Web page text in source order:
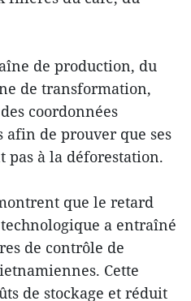
de production, du
de transformation,
coordonnées
afin de prouver que ses
à la déforestation.
que le retard
a entraîné
de contrôle de
Cette
de stockage et réduit